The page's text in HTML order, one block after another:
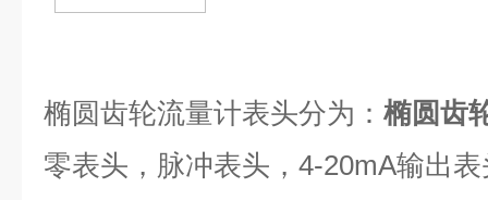
椭圆齿轮流量计表头分为： 椭圆齿
零表头，脉冲表头，4-20mA输出